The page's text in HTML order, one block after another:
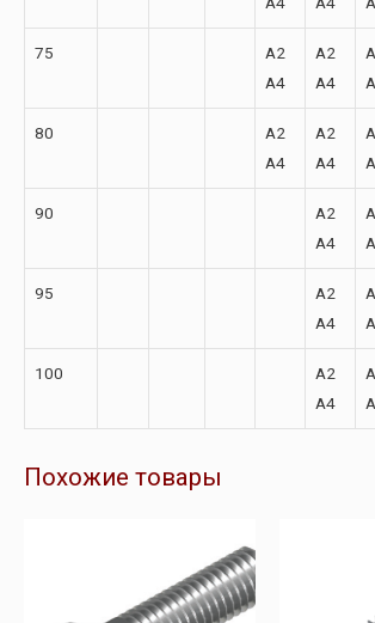
75
A2
A4
A2
A4
80
A2
A4
A2
A4
90
A2
A4
95
A2
A4
100
A2
A4
Похожие товары